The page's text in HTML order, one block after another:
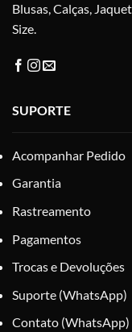
Blusas, Calças,
Size.
SUPORTE
Acompanhar Pedido
Garantia
Rastreamento
Pagamentos
Trocas e Devoluções
Suporte (WhatsApp)
Contato (WhatsApp)